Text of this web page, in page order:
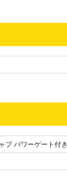
ブ パワーゲート付き